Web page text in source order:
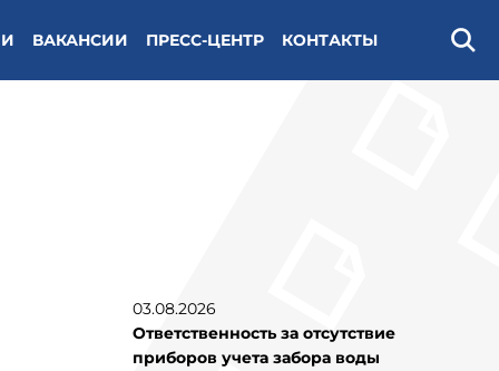
ВАКАНСИИ ПРЕСС-ЦЕНТР КОНТАКТЫ
03.08.2026
Ответственность за отсутствие
приборов учета забора воды